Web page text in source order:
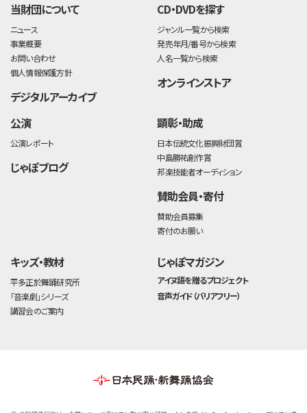
当財団について
ニュース
事業概要
お問い合わせ
個人情報保護方針
デジタルアーカイブ
CD・DVDを探す
ジャンル一覧から検索
発売年月/番号から検索
人名一覧から検索
オンラインストア
公演
公演レポート
じゃぽブログ
顕彰・助成
日本伝統文化振興財団賞
中島勝祐創作賞
邦楽技能者オーディション
賛助会員・寄付
賛助会員募集
寄付のお願い
キッズ・教材
平多正於舞踊研究所
「音楽劇」シリーズ
講習会のご案内
じゃぽマガジン
アイヌ語を贈るプロジェクト
音声ガイド（バリアフリー）